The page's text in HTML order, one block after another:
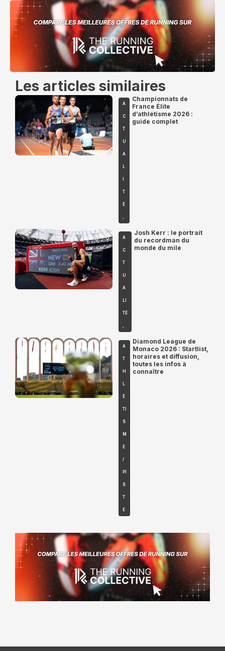
Les articles similaires
A
C
T
U
A
L
T
É
,
Championnats de
France Élite
d’athlétisme 2026 :
guide complet
A
C
T
U
A
LI
TÉ
,
Josh Kerr : le portrait
du recordman du
monde du mile
A
T
H
L
É
TI
S
M
E
/
PI
S
T
E
Diamond League de
Monaco 2026 : Startlist,
horaires et diffusion,
toutes les infos à
connaître